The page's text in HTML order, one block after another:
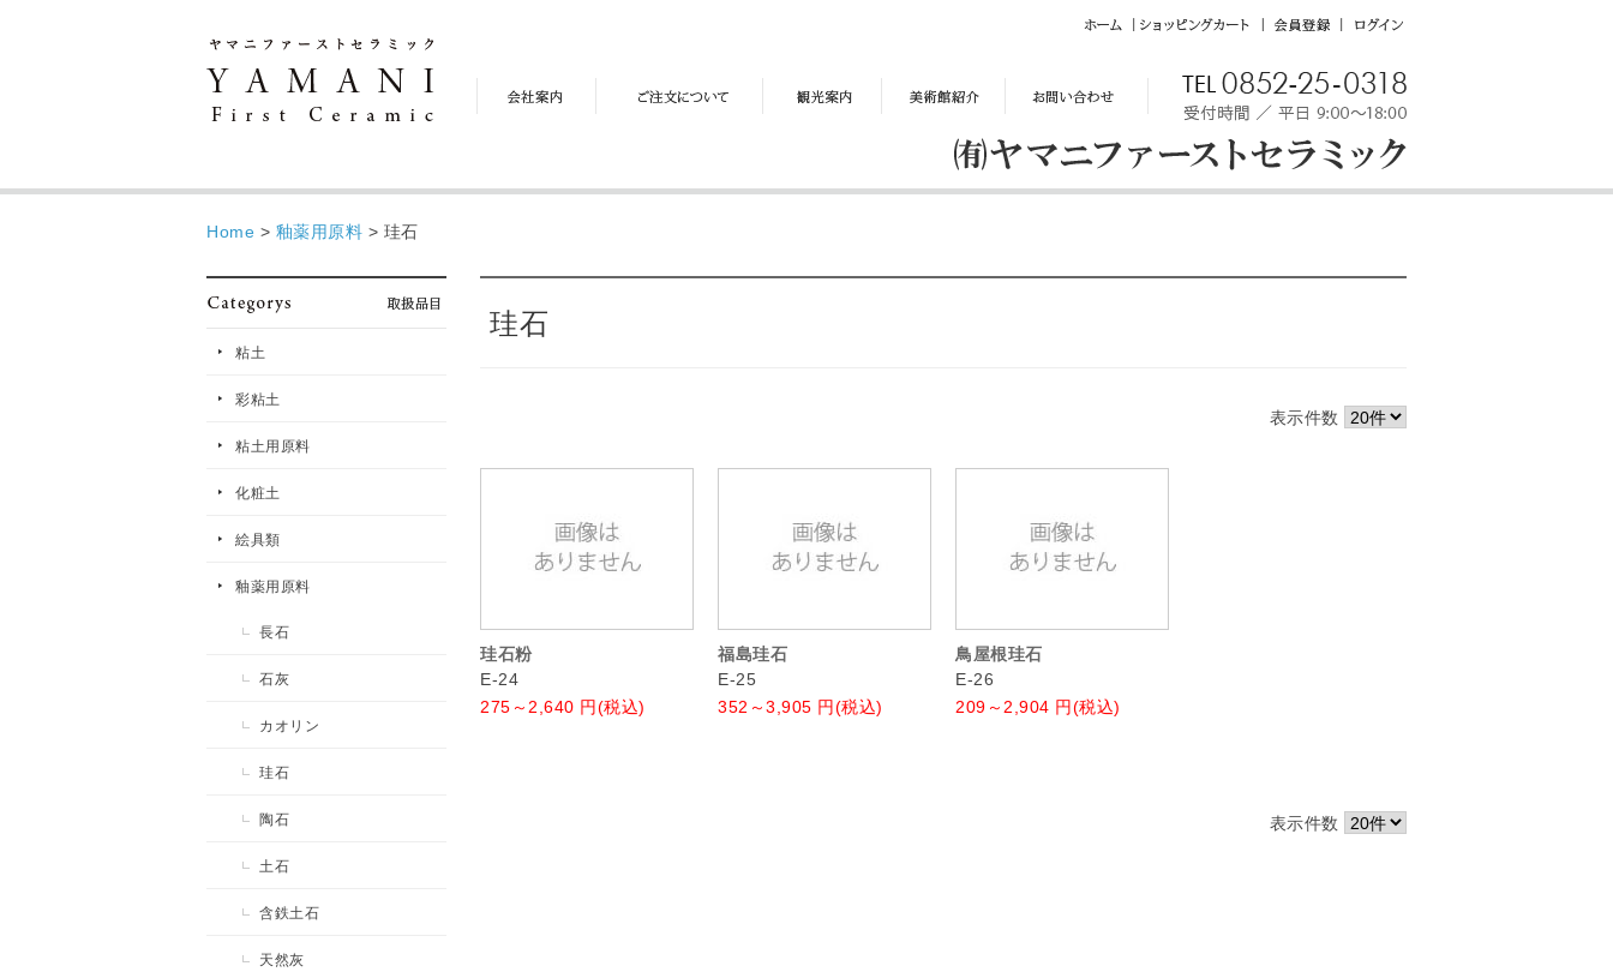
ホ
シ
ン
カ
会
登
録
ロ
イ
ン
い
合
せ
Home > 釉薬用原料 > 珪石
粘土
彩粘土
粘土用原料
化粧土
絵具類
釉薬用原料
長石
石灰
カオリン
珪石
陶石
土石
含鉄土石
天然灰
珪石
表示件数
珪石粉
E-24
275～2,640 円(税込)
福島珪石
E-25
352～3,905 円(税込)
鳥屋根珪石
E-26
209～2,904 円(税込)
表示件数